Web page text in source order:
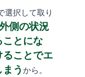
選択して取り
側の状況
とにな
ることでエ
うから。